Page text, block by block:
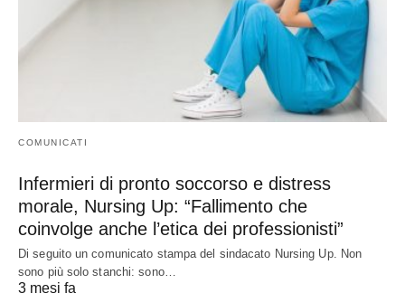
COMUNICATI
Infermieri di pronto soccorso e distress
morale, Nursing Up: “Fallimento che
coinvolge anche l’etica dei professionisti”
Di seguito un comunicato stampa del sindacato Nursing Up. Non
sono più solo stanchi: sono…
3 mesi fa